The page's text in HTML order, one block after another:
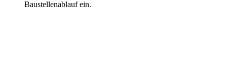
Baustellenablauf ein.